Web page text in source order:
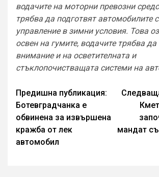
водачите на моторни превозни
трябва да подготвят автомобилите
управление в зимни условия. Това
освен на гумите, водачите трябва
внимание и на осветителната и
стъклопочистващата системи на
Continue
Reading
Предишна публикация:
Ботевградчанка е
обвинена за извършена
кражба от лек
автомобил
мандат